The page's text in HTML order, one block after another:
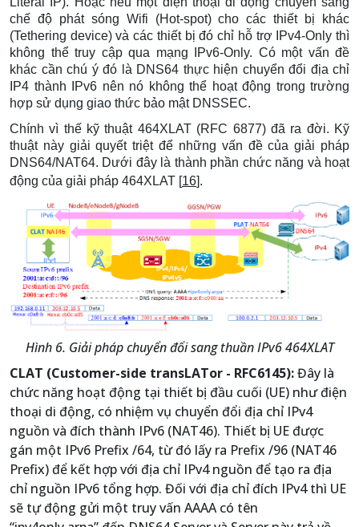
chế độ phát sóng Wifi (Hot-spot) cho các thiết bị khác
(Tethering device) và các thiết bị đó chỉ hỗ trợ IPv4-Only thì
không thể truy cập qua mạng IPv6-Only. Có một vấn đề
khác cần chú ý đó là DNS64 thực hiện chuyển đổi địa chỉ
IP4 thành IPv6 nên nó không thể hoạt động trong trường
hợp sử dụng giao thức bảo mật DNSSEC.
Chính vì thế kỹ thuật 464XLAT (RFC 6877) đã ra đời. Kỹ
thuật này giải quyết triệt để những vấn đề của giải pháp
DNS64/NAT64. Dưới đây là thành phần chức năng và hoạt
động của giải pháp 464XLAT [16].
Hình 6. Giải pháp chuyển đổi sang thuần IPv6 464XLAT
CLAT (Customer-side transLATor - RFC6145):Đây là
chức năng hoạt động tại thiết bị đầu cuối (UE) như điện
thoại di động, có nhiệm vụ chuyển đổi địa chỉ IPv4
nguồn và đích thành IPv6 (NAT46). Thiết bị UE được
gán một IPv6 Prefix /64, từ đó lấy ra Prefix /96 (NAT46
Prefix) để kết hợp với địa chỉ IPv4 nguồn để tạo ra địa
chỉ nguồn IPv6 tổng hợp. Đối với địa chỉ đích IPv4 thì UE
sẽ tự động gửi một truy vấn AAAA có tên